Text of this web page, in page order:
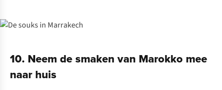
10. Neem de smaken van Marokko mee
naar huis